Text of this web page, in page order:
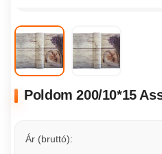
Poldom 200/10*15
Ár (bruttó):